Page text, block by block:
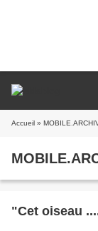
Accueil »
"Cet oiseau